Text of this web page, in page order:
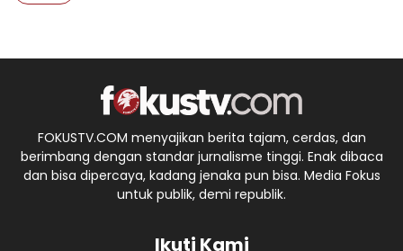
FOKUSTV.COM menyajikan berita tajam, cerdas, dan
berimbang dengan standar jurnalisme tinggi. Enak dibaca
dan bisa dipercaya, kadang jenaka pun bisa. Media Fokus
untuk publik, demi republik.
Ikuti Kami